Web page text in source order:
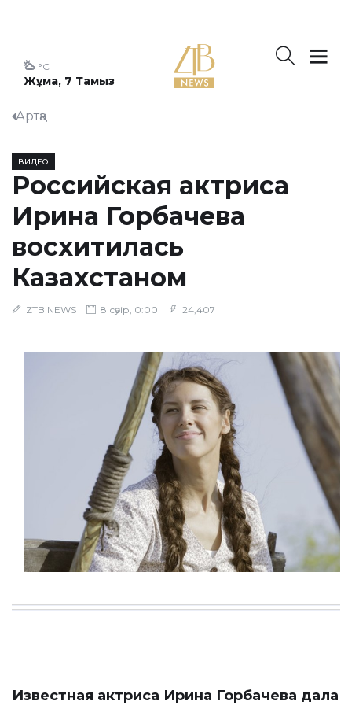
Жұма, 7 Тамыз
°C
Артқа
ВИДЕО
Российская актриса
Ирина Горбачева
восхитилась
Казахстаном
ZTB NEWS 8 сәуір, 0:00 24,407
Известная актриса Ирина Горбачева дала